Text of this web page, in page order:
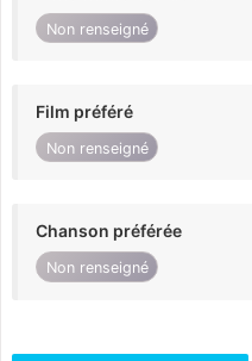
Non renseigné
Film préféré
Non renseigné
Chanson préférée
Non renseigné